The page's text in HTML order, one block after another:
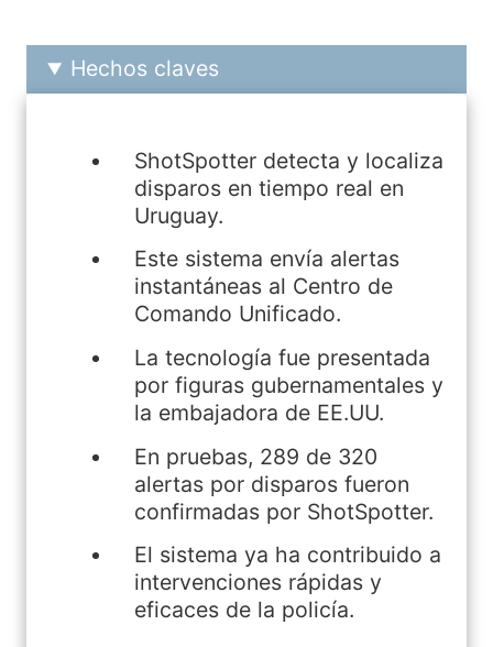
Hechos claves
ShotSpotter detecta y localiza
disparos en tiempo real en
Uruguay.
Este sistema envía alertas
instantáneas al Centro de
Comando Unificado.
La tecnología fue presentada
por figuras gubernamentales y
la embajadora de EE.UU.
En pruebas, 289 de 320
alertas por disparos fueron
confirmadas por ShotSpotter.
El sistema ya ha contribuido a
intervenciones rápidas y
eficaces de la policía.